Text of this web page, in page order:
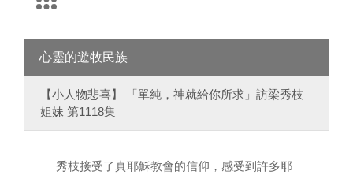
心靈的遊牧民族
【小人物悲喜】 「單純，神就給你所求」訪梁秀枝
姐妹 第1118集
秀枝接受了真耶穌教會的信仰，感受到許多耶